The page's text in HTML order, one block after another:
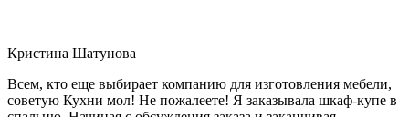
Кристина Шатунова
Всем, кто еще выбирает компанию для изготовления мебели,
советую Кухни мол! Не пожалеете! Я заказывала шкаф-купе в